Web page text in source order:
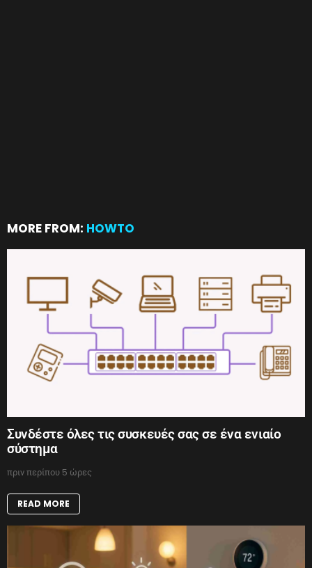
MORE FROM: HOWTO
Συνδέστε όλες τις συσκευές σας σε ένα ενιαίο
σύστημα
πριν περίπου 5 ώρες
READ MORE